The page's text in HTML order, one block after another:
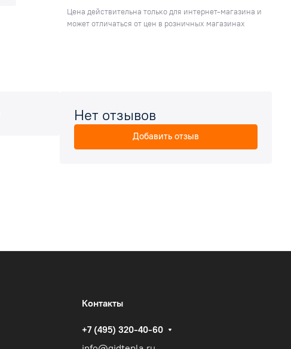
Цена действительна только для интернет-магазина и
может отличаться от цен в розничных магазинах
Нет отзывов
Добавить отзыв
Контакты
+7 (495) 320-40-60